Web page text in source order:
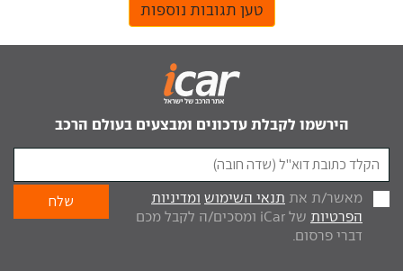
טען תגובות נוספות
הירשמו לקבלת עדכונים ומבצעים בעולם הרכב
מאשר/ת את תנאי השימוש ומדיניות
הפרטיות
של iCar ומסכים/ה לקבל מכם
דברי פרסום.